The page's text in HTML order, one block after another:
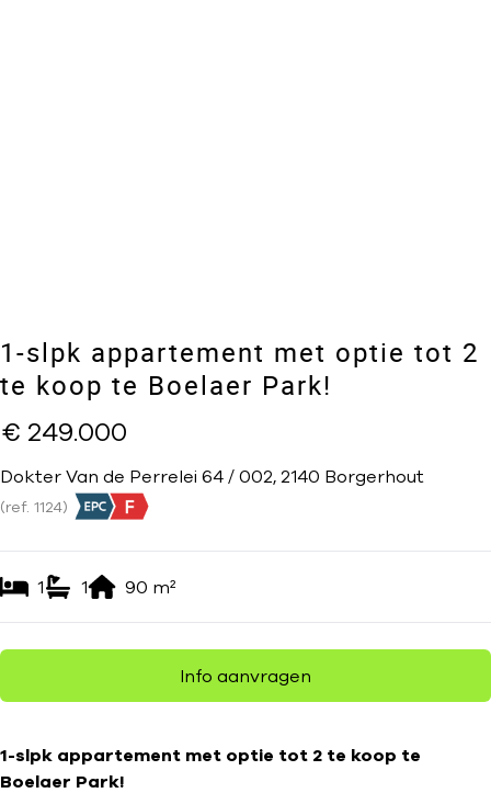
1-slpk appartement met optie tot 2
te koop te Boelaer Park!
€ 249.000
Dokter Van de Perrelei 64 / 002, 2140 Borgerhout
(ref. 1124)
1 1 90 m²
Info aanvragen
1-slpk appartement met optie tot 2 te koop te
Boelaer Park!